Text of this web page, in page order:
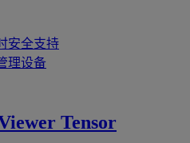
安全支持
理设备
Tensor